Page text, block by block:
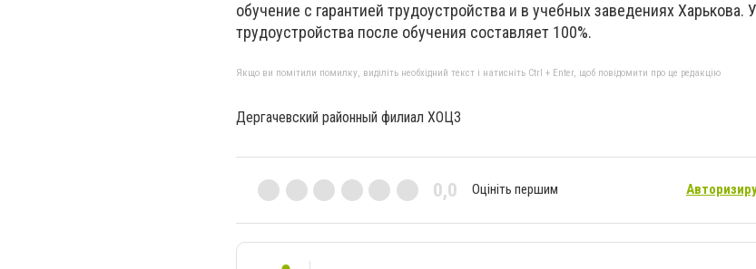
обучение с гарантией трудоустройства и в учебных заведениях Харькова.
трудоустройства после обучения составляет 100%.
Якщо ви помітили помилку, виділіть необхідний текст і натисніть Ctrl + Enter, щоб повідомити про це редакцію
Дергачевский районный филиал ХОЦЗ
0,0 Оцініть першим